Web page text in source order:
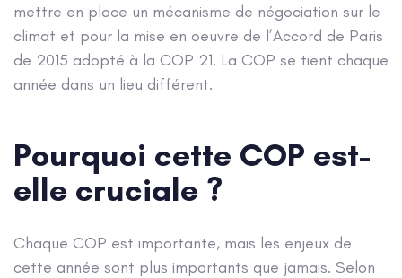
mettre en place un mécanisme de négociation sur le
climat et pour la mise en oeuvre de l’Accord de Paris
de 2015 adopté à la COP 21. La COP se tient chaque
année dans un lieu différent.
Pourquoi cette COP est-
elle cruciale ?
Chaque COP est importante, mais les enjeux de
cette année sont plus importants que jamais. Selon